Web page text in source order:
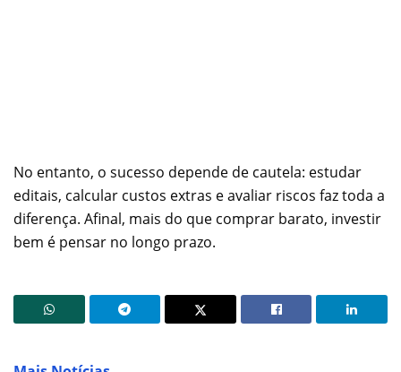
No entanto, o sucesso depende de cautela: estudar
editais, calcular custos extras e avaliar riscos faz toda a
diferença. Afinal, mais do que comprar barato, investir
bem é pensar no longo prazo.